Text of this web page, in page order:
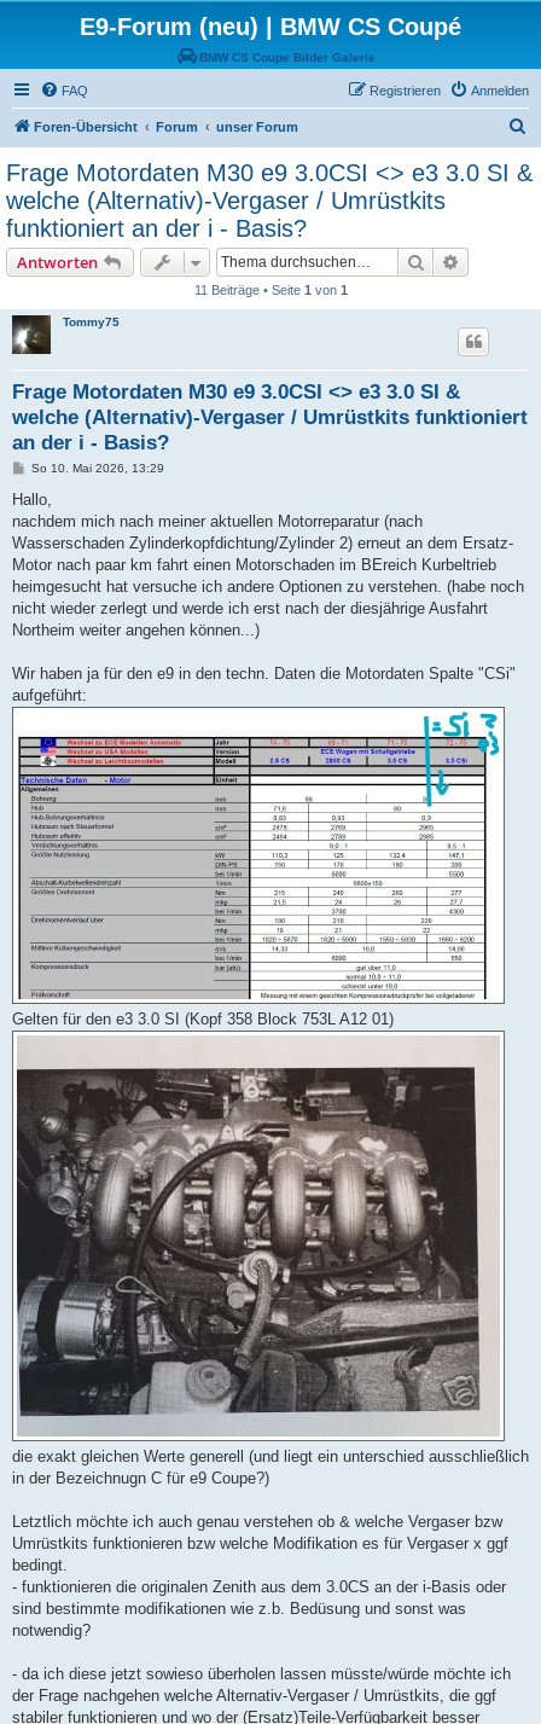
E9-Forum (neu) | BMW CS Coupé
BMW CS Coupe Bilder Galerie
FAQ Anmelden
Registrieren
Foren-Übersicht Forum unser Forum
c
Frage Motordaten M30 e9 3.0CSI <> e3 3.0 SI &
welche (Alternativ)-Vergaser / Umrüstkits
funktioniert an der i - Basis?
Antworten Suche
11 Beiträge • Seite 1 von 1
Tommy75
Frage Motordaten M30 e9 3.0CSI <> e3 3.0 SI &
welche (Alternativ)-Vergaser / Umrüstkits funktioniert
an der i - Basis?
B
i
r
a
So 10. Mai 2026, 13:29
Hallo,
nachdem mich nach meiner aktuellen Motorreparatur (nach
Wasserschaden Zylinderkopfdichtung/Zylinder 2) erneut an dem Ersatz-
Motor nach paar km fahrt einen Motorschaden im BEreich Kurbeltrieb
heimgesucht hat versuche ich andere Optionen zu verstehen. (habe noch
nicht wieder zerlegt und werde ich erst nach der diesjährige Ausfahrt
Northeim weiter angehen können...)
Wir haben ja für den e9 in den techn. Daten die Motordaten Spalte "CSi"
aufgeführt:
Gelten für den e3 3.0 SI (Kopf 358 Block 753L A12 01)
die exakt gleichen Werte generell (und liegt ein unterschied ausschließlich
in der Bezeichnugn C für e9 Coupe?)
Letztlich möchte ich auch genau verstehen ob & welche Vergaser bzw
Umrüstkits funktionieren bzw welche Modifikation es für Vergaser x ggf
bedingt.
- funktionieren die originalen Zenith aus dem 3.0CS an der i-Basis oder
sind bestimmte modifikationen wie z.b. Bedüsung und sonst was
notwendig?
- da ich diese jetzt sowieso überholen lassen müsste/würde möchte ich
der Frage nachgehen welche Alternativ-Vergaser / Umrüstkits, die ggf
stabiler funktionieren und wo der (Ersatz)Teile-Verfügbarkeit besser